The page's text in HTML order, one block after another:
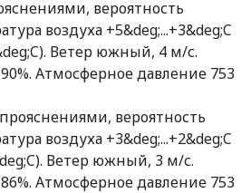
вероятность
воздуха +5&deg;...+3&deg;C
Ветер южный, 4 м/с.
Атмосферное давление 753
вероятность
воздуха +3&deg;...+2&deg;C
Ветер южный, 3 м/с.
Атмосферное давление 753